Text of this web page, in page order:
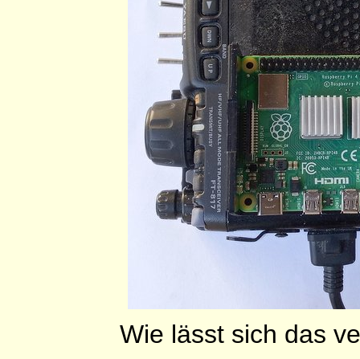
Wie lässt sich das